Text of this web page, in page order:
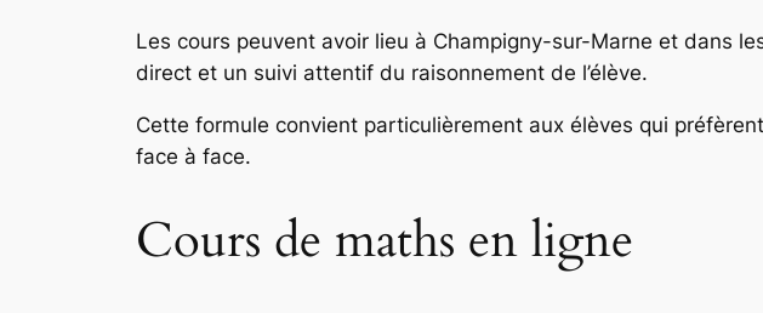
Les cours peuvent avoir lieu à Champigny-sur-Marne et dans
direct et un suivi attentif du raisonnement de l’élève.
Cette formule convient particulièrement aux élèves qui
face à face.
Cours de maths en ligne